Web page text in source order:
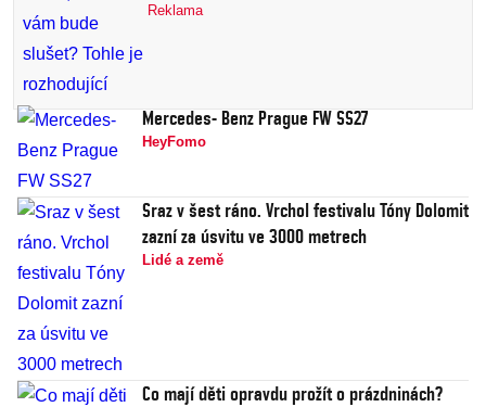
Reklama
Mercedes- Benz Prague FW SS27
HeyFomo
Sraz v šest ráno. Vrchol festivalu Tóny Dolomit
zazní za úsvitu ve 3000 metrech
Lidé a země
Co mají děti opravdu prožít o prázdninách?